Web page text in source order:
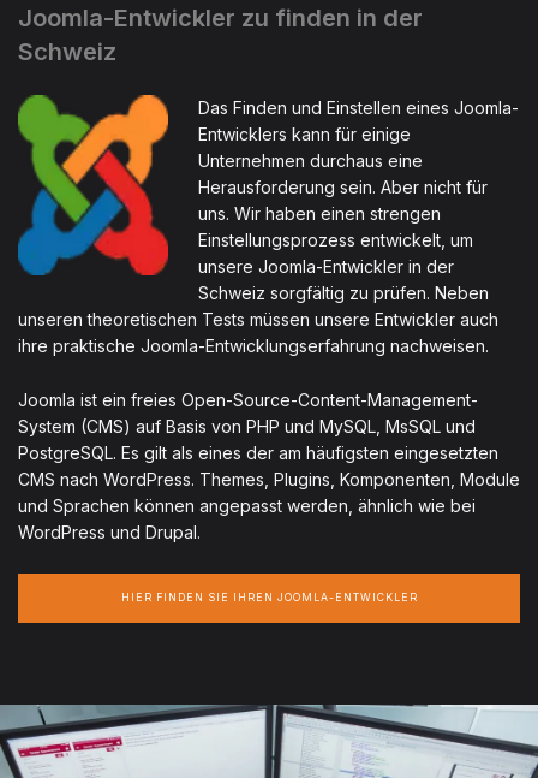
Joomla-Entwickler zu finden in der
Schweiz
Das Finden und Einstellen eines Joomla-
Entwicklers kann für einige
Unternehmen durchaus eine
Herausforderung sein. Aber nicht für
uns. Wir haben einen strengen
Einstellungsprozess entwickelt, um
unsere Joomla-Entwickler in der
Schweiz sorgfältig zu prüfen. Neben
unseren theoretischen Tests müssen unsere Entwickler auch
ihre praktische Joomla-Entwicklungserfahrung nachweisen.
Joomla ist ein freies Open-Source-Content-Management-
System (CMS) auf Basis von PHP und MySQL, MsSQL und
PostgreSQL. Es gilt als eines der am häufigsten eingesetzten
CMS nach WordPress. Themes, Plugins, Komponenten, Module
und Sprachen können angepasst werden, ähnlich wie bei
WordPress und Drupal.
HIER FINDEN SIE IHREN JOOMLA-ENTWICKLER